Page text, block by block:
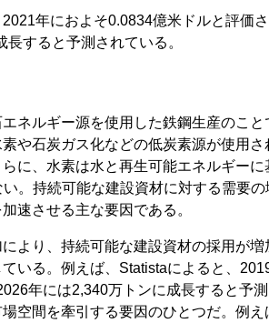
年におよそ0.0834億米ドルと評価
すると予測されている。
ネルギー源を使用した鉄鋼生産のこ
や石炭ガス化などの低炭素源が使用
に、水素は水と再生可能エネルギー
。持続可能な建設資材に対する需要
速させる主な要因である。
より、持続可能な建設資材の採用が
いる。例えば、Statistaによると、
年には2,340万トンに成長すると予
空間を牽引する要因のひとつだ。例